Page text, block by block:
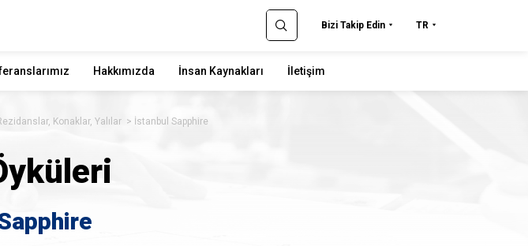
Bizi Takip Edin TR
Hakkımızda İnsan Kaynakları İletişim
Konaklar, Yalılar İstanbul Sapphire